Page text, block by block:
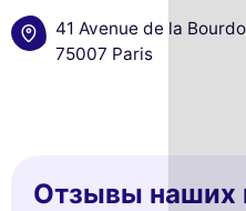
41 Avenue de la
75007 Paris
Отзывы наших